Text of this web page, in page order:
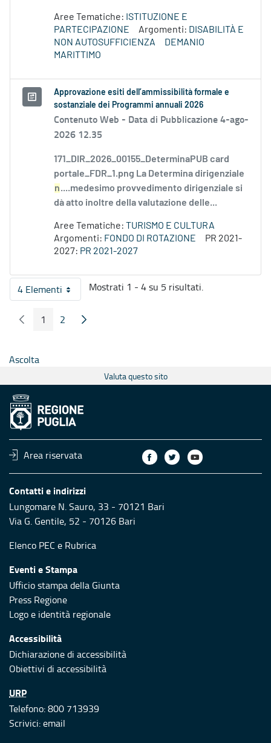
Aree Tematiche: ISTITUZIONE E
PARTECIPAZIONE
Argomenti: DISABILITÀ E
NON AUTOSUFFICIENZA
DEMANIO
MARITTIMO
Approvazione esiti dell’ammissibilità formale e
sostanziale dei Programmi annuali 2026
Contenuto Web - Data di Pubblicazione 4-ago-
2026 12.35
171_DIR_2026_00155_DeterminaPUB card
portale_FDR_1.png La Determina dirigenziale
n....medesimo provvedimento dirigenziale si
dà atto inoltre della valutazione delle...
Aree Tematiche: TURISMO E CULTURA
Argomenti: FONDO DI ROTAZIONE
PR 2021-
2027: PR 2021-2027
4 ElementiPer pagina
Mostrati 1 - 4 su 5 risultati.
Pagina Precedente
Pagina
1 Pagina
2 Pagina Seguente
Ascolta
Valuta questo sito
Area riservata
Contatti e indirizzi
Lungomare N. Sauro, 33 - 70121 Bari
Via G. Gentile, 52 - 70126 Bari
Elenco PEC e Rubrica
Eventi e Stampa
Ufficio stampa della Giunta
Press Regione
Logo e identità regionale
Accessibilità
Dichiarazione di accessibilità
Obiettivi di accessibilità
URP
Telefono: 800 713939
Scrivici:email